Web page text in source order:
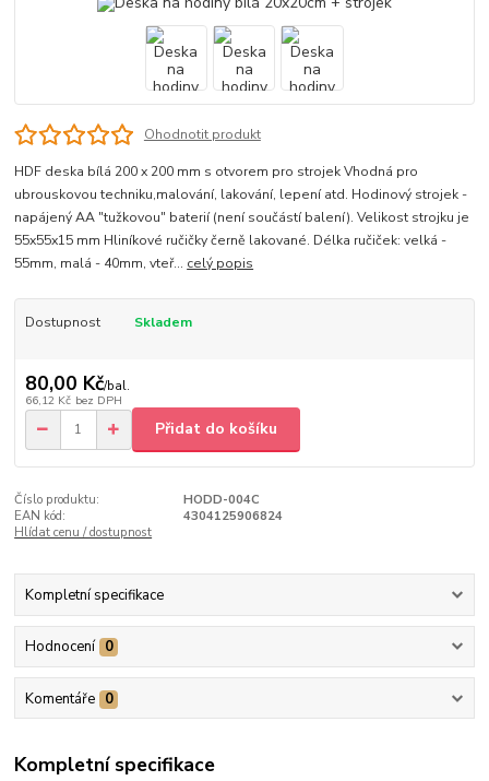
Ohodnotit produkt
HDF deska bílá 200 x 200 mm s otvorem pro strojek Vhodná pro
ubrouskovou techniku,malování, lakování, lepení atd. Hodinový strojek -
napájený AA "tužkovou" baterií (není součástí balení). Velikost strojku je
55x55x15 mm Hliníkové ručičky černě lakované. Délka ručiček: velká -
55mm, malá - 40mm, vteř... celý popis
Dostupnost Skladem
80,00 Kč/bal.
66,12 Kč bez DPH
Přidat do košíku
Číslo produktu:
HODD-004C
EAN kód:
4304125906824
Hlídat cenu / dostupnost
Kompletní specifikace
Hodnocení 0
Komentáře 0
Kompletní specifikace